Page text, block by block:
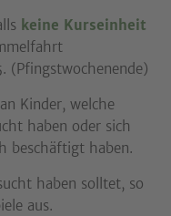
keine Kurseinheit
(Pfingstwochenende)
Kinder, welche
haben oder sich
beschäftigt haben.
haben solltet, so
aus.